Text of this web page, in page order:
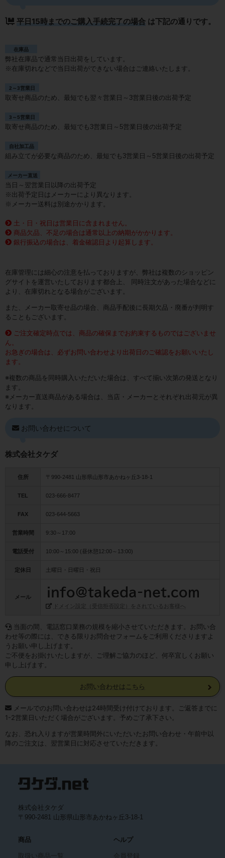
平日15時までのご購入手続完了の場合 は下記の通りです。
在庫品
弊社在庫品で通常当日出荷をしています。
※在庫切れなどで当日出荷ができない場合はご連絡いたします。
2～3営業日
取寄せ商品のため、最短でも翌々営業日～3営業日後の出荷予定
3～5営業日
取寄せ商品のため、最短でも3営業日～5営業日後の出荷予定
自社加工品
組み立てが必要な商品のため、最短でも3営業日～5営業日後の出荷予定
メーカー直送
当日～翌営業日以降の出荷予定
※出荷予定日はメーカーにより異なります。
※メーカー送料は別途かかります。
土・日・祝日は営業日に含まれません。
商品欠品、不足の場合は通常以上の納期がかかります。
銀行振込の場合は、着金確認日より起算します。
在庫管理には細心の注意を払っておりますが、弊社は複数のショッピン
グサイトを運営いたしております都合上、 同時注文があった場合などに
より、在庫切れとなる場合がございます。
また、メーカー取寄せ品の場合、商品手配後に長期欠品・廃番が判明す
ることもございます。
ご注文確定時点では、商品の確保までお約束するものではございませ
ん。
お急ぎの場合は、必ずお問い合わせより出荷日のご確認をお願いいたし
ます。
※複数の商品を同時購入いただいた場合は、すべて揃い次第の発送となり
ます。
※メーカー直送商品がある場合は、当店・メーカーとそれぞれ出荷元が異
なります。
お問い合わせについて
株式会社タケダ
住所 〒990-2481 山形県山形市あかねヶ丘3-18-1
TEL 023-666-8477
FAX 023-644-5663
営業時間 9:30～17:00
電話受付 10:00～15:00 (昼休憩12:00～13:00)
定休日 土曜日・日曜日・祝日
メール
ドメイン設定（受信拒否設定）をされているお客様へ
当面の間、電話窓口業務の規模を縮小させていただきます。お問い合
わせ等の際には、できる限りお問合せフォームをご利用くださりますよ
うお願い申し上げます。
ご不便をお掛けいたしますが、ご理解ご協力のほど、何卒宜しくお願い
申し上げます。
お問い合わせはこちら
メールでのお問い合わせは24時間受け付けております。ご返答までに
1-2営業日いただく場合がございます。予めご了承下さい。
なお、恐れ入りますが営業時間外にいただいたお問い合わせ・午前中以
降のご注文は、翌営業日に対応させていただきます。
株式会社タケダ
〒990-2481 山形県山形市あかねヶ丘3-18-1
商品
取扱い商品一覧
ヘルプ
会員登録